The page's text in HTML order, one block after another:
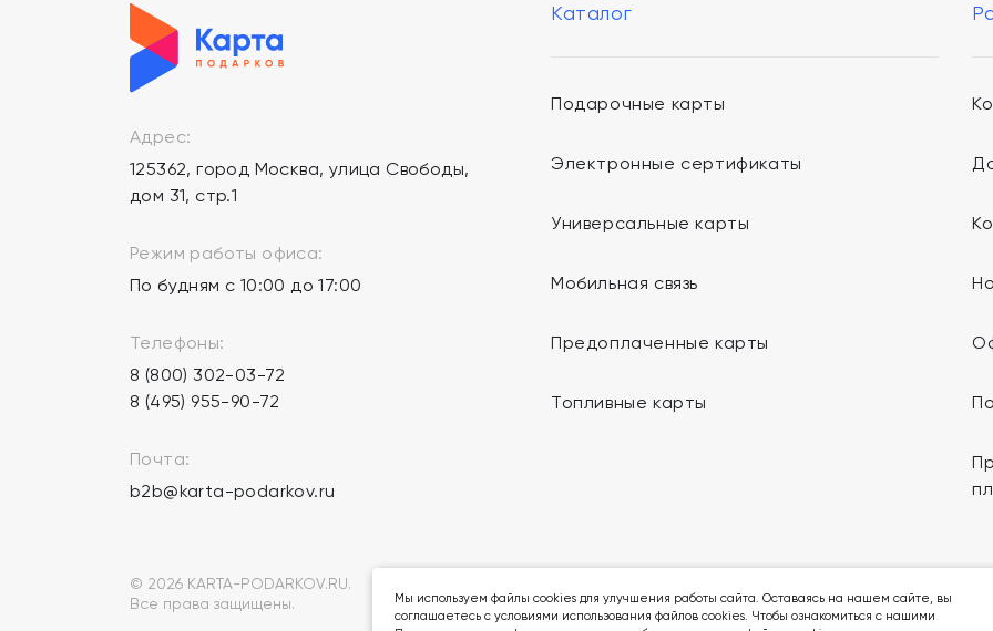
Адрес:
125362, город Москва, улица Свободы,
дом 31, стр.1
Режим работы офиса:
По будням с 10:00 до 17:00
Телефоны:
8 (800) 302-03-72
8 (495) 955-90-72
Почта:
b2b@karta-podarkov.ru
Каталог
Подарочные карты
Электронные сертификаты
Универсальные карты
Мобильная связь
Предоплаченные карты
Топливные карты
© 2026 KARTA-PODARKOV.RU.
Все права защищены.
Мы в социальных сетях:
Мы используем файлы cookies для улучшения работы сайта. Оставаясь на нашем сайте, вы
соглашаетесь с условиями использования файлов cookies. Чтобы ознакомиться с нашими